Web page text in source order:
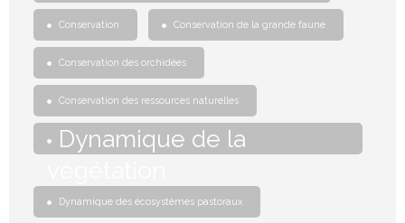
Conservation Conservation de la grande faune
Conservation des orchidées
Conservation des ressources naturelles
Dynamique de la
Dynamique des écosystèmes pastoraux